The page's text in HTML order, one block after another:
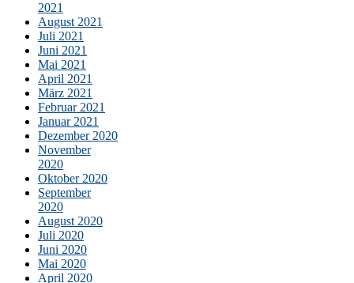
2021
August 2021
Juli 2021
Juni 2021
Mai 2021
April 2021
März 2021
Februar 2021
Januar 2021
Dezember 2020
November
2020
Oktober 2020
September
2020
August 2020
Juli 2020
Juni 2020
Mai 2020
April 2020